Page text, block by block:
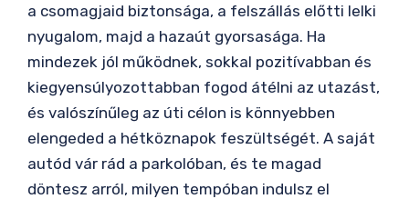
a csomagjaid biztonsága, a felszállás előtti lelki
nyugalom, majd a hazaút gyorsasága. Ha
mindezek jól működnek, sokkal pozitívabban és
kiegyensúlyozottabban fogod átélni az utazást,
és valószínűleg az úti célon is könnyebben
elengeded a hétköznapok feszültségét. A saját
autód vár rád a parkolóban, és te magad
döntesz arról, milyen tempóban indulsz el